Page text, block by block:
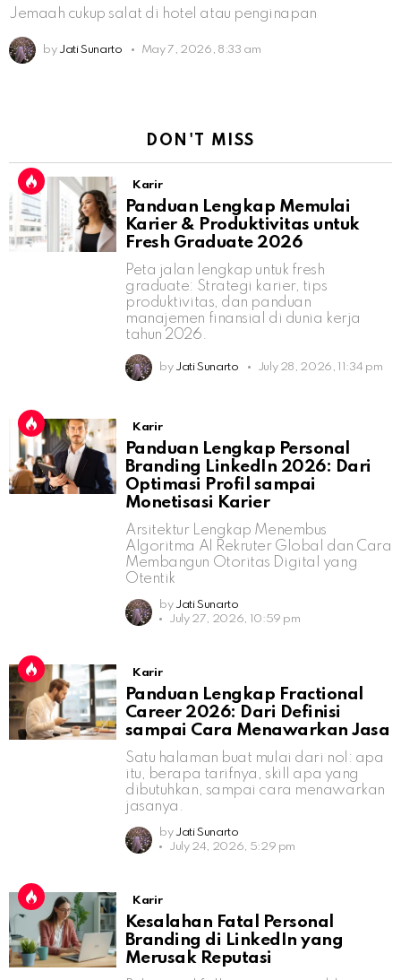
Jemaah cukup salat di hotel atau penginapan
by Jati Sunarto May 7, 2026, 8:33 am
DON'T MISS
Karir
Panduan Lengkap Memulai
Karier & Produktivitas untuk
Fresh Graduate 2026
Peta jalan lengkap untuk fresh
graduate: Strategi karier, tips
produktivitas, dan panduan
manajemen finansial di dunia kerja
tahun 2026.
by Jati Sunarto July 28, 2026, 11:34 pm
Karir
Panduan Lengkap Personal
Branding LinkedIn 2026: Dari
Optimasi Profil sampai
Monetisasi Karier
Arsitektur Lengkap Menembus
Algoritma AI Rekruter Global dan Cara
Membangun Otoritas Digital yang
Otentik
by Jati Sunarto
July 27, 2026, 10:59 pm
Karir
Panduan Lengkap Fractional
Career 2026: Dari Definisi
sampai Cara Menawarkan Jasa
Satu halaman buat mulai dari nol: apa
itu, berapa tarifnya, skill apa yang
dibutuhkan, sampai cara menawarkan
jasanya.
by Jati Sunarto
July 24, 2026, 5:29 pm
Karir
Kesalahan Fatal Personal
Branding di LinkedIn yang
Merusak Reputasi